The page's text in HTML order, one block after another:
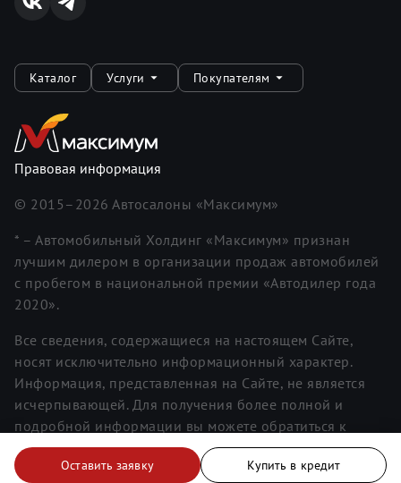
Оставить заявку Купить в кредит
Каталог Услуги Покупателям
Правовая информация
© 2015– 2026 Автосалоны «Максимум»
* – Автомобильный Холдинг «Максимум» признан
лучшим дилером в организации продаж автомобилей
с пробегом в национальной премии «Автодилер года
2020».
Все сведения, содержащиеся на настоящем Сайте,
носят исключительно информационный характер.
Информация, представленная на Сайте, не является
исчерпывающей. Для получения более полной и
подробной информации вы можете обратиться к
менеджерам. Информация о ценах не является
публичной офертой.